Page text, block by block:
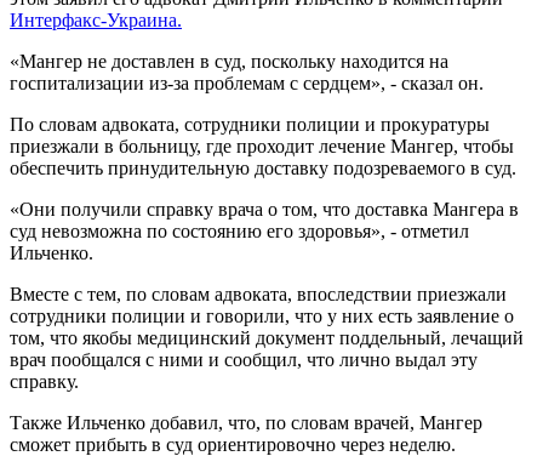
Интерфакс-Украина.
«Мангер не доставлен в суд, поскольку находится на
госпитализации из-за проблемам с сердцем», - сказал он.
По словам адвоката, сотрудники полиции и прокуратуры
приезжали в больницу, где проходит лечение Мангер, чтобы
обеспечить принудительную доставку подозреваемого в суд.
«Они получили справку врача о том, что доставка Мангера в
суд невозможна по состоянию его здоровья», - отметил
Ильченко.
Вместе с тем, по словам адвоката, впоследствии приезжали
сотрудники полиции и говорили, что у них есть заявление о
том, что якобы медицинский документ поддельный, лечащий
врач пообщался с ними и сообщил, что лично выдал эту
справку.
Также Ильченко добавил, что, по словам врачей, Мангер
сможет прибыть в суд ориентировочно через неделю.